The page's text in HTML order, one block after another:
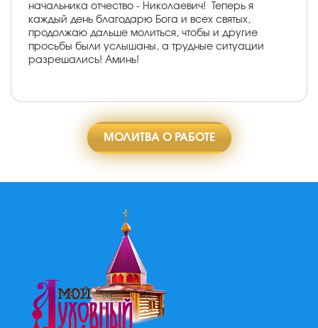
начальника отчество - Николаевич! Теперь я
каждый день благодарю Бога и всех святых,
продолжаю дальше молиться, чтобы и другие
просьбы были услышаны, а трудные ситуации
разрешались! Аминь!
МОЛИТВА О РАБОТЕ